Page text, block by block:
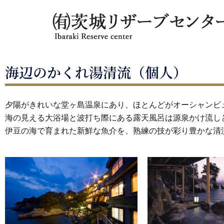
海辺のかくれ湯清流（個人）
夕陽がきれいな堂ヶ島温泉にあり、ほとんどがオーシャン
海の見える大浴場と波打ち際にある露天風呂は源泉かけ流
伊豆の海で育まれた新鮮な魚介を、熟練の技が彩り豊かな